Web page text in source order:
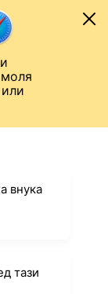
внука
тази